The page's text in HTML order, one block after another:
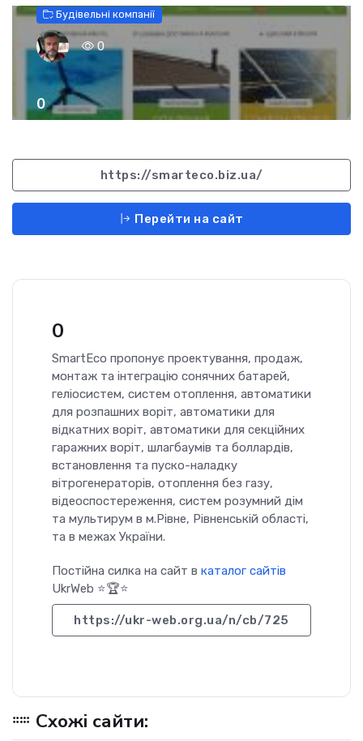
Будівельні компанії
0
0
https://smarteco.biz.ua/
Перейти на сайт
0
SmartEco пропонує проектування, продаж,
монтаж та інтеграцію сонячних батарей,
геліосистем, систем отоплення, автоматики
для розпашних воріт, автоматики для
відкатних воріт, автоматики для секційних
гаражних воріт, шлагбаумів та боллардів,
встановлення та пуско-наладку
вітрогенераторів, отоплення без газу,
відеоспостереження, систем розумний дім
та мультирум в м.Рівне, Рівненській області,
та в межах України.
Постійна силка на сайт в каталог сайтів
UkrWeb ⭐🏆⭐
https://ukr-web.org.ua/n/cb/725
Схожі сайти: